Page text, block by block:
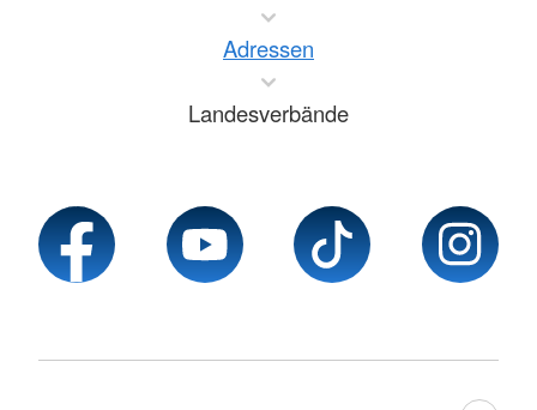
Adressen
Landesverbände